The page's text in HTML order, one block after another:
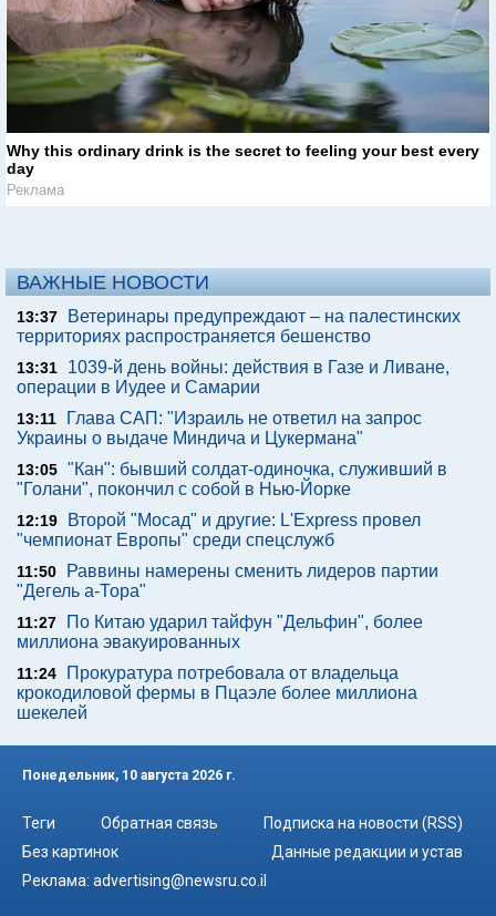
Why this ordinary drink is the secret to feeling your best every
day
Реклама
ВАЖНЫЕ НОВОСТИ
13:37
Ветеринары предупреждают – на палестинских
территориях распространяется бешенство
13:31
1039-й день войны: действия в Газе и Ливане,
операции в Иудее и Самарии
13:11
Глава САП: "Израиль не ответил на запрос
Украины о выдаче Миндича и Цукермана"
13:05 "Кан": бывший солдат-одиночка, служивший в
"Голани", покончил с собой в Нью-Йорке
12:19
Второй "Мосад" и другие: L'Express провел
"чемпионат Европы" среди спецслужб
11:50
Раввины намерены сменить лидеров партии
"Дегель а-Тора"
11:27
По Китаю ударил тайфун "Дельфин", более
миллиона эвакуированных
11:24
Прокуратура потребовала от владельца
крокодиловой фермы в Пцаэле более миллиона
шекелей
Понедельник, 10 августа 2026 г.
Теги Обратная связь
Подписка на новости (RSS)
Без картинок
Данные редакции и устав
Реклама: advertising@newsru.co.il